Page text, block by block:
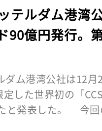
テルダム港湾
90億円発行。
ム港湾公社は12月
定した世界初の「
と発表した。 今